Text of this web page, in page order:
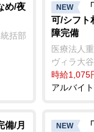
め/夜
括部
NEW
可/シフト
障完備
医療法人
ヴィラ大
時給1,075
アルバイ
備/月 NEW